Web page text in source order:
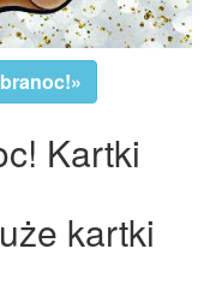
Kartki
kartki